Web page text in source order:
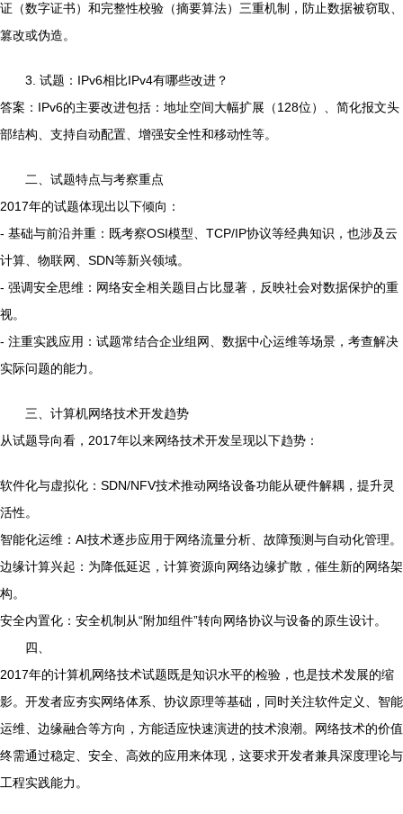
证（数字证书）和完整性校验（摘要算法）三重机制，防止数据被窃取、
篡改或伪造。
3. 试题：IPv6相比IPv4有哪些改进？
答案：IPv6的主要改进包括：地址空间大幅扩展（128位）、简化报文头
部结构、支持自动配置、增强安全性和移动性等。
二、试题特点与考察重点
2017年的试题体现出以下倾向：
- 基础与前沿并重：既考察OSI模型、TCP/IP协议等经典知识，也涉及云
计算、物联网、SDN等新兴领域。
- 强调安全思维：网络安全相关题目占比显著，反映社会对数据保护的重
视。
- 注重实践应用：试题常结合企业组网、数据中心运维等场景，考查解决
实际问题的能力。
三、计算机网络技术开发趋势
从试题导向看，2017年以来网络技术开发呈现以下趋势：
软件化与虚拟化：SDN/NFV技术推动网络设备功能从硬件解耦，提升灵
活性。
智能化运维：AI技术逐步应用于网络流量分析、故障预测与自动化管理。
边缘计算兴起：为降低延迟，计算资源向网络边缘扩散，催生新的网络架
构。
安全内置化：安全机制从“附加组件”转向网络协议与设备的原生设计。
四、
2017年的计算机网络技术试题既是知识水平的检验，也是技术发展的缩
影。开发者应夯实网络体系、协议原理等基础，同时关注软件定义、智能
运维、边缘融合等方向，方能适应快速演进的技术浪潮。网络技术的价值
终需通过稳定、安全、高效的应用来体现，这要求开发者兼具深度理论与
工程实践能力。